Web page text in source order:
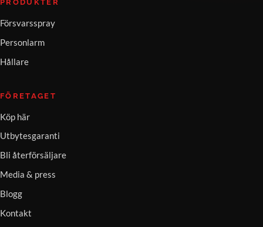
PRODUKTER
Försvarsspray
Personlarm
Hållare
FÖRETAGET
Köp här
Utbytesgaranti
Bli återförsäljare
Media & press
Blogg
Kontakt